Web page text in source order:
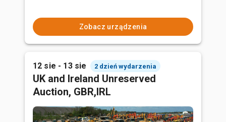
Zobacz urządzenia
12 sie - 13 sie 2 dzień wydarzenia
UK and Ireland Unreserved
Auction, GBR,IRL